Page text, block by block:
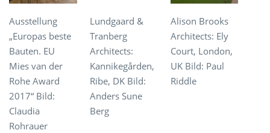
Ausstellung
„Europas beste
Bauten. EU
Mies van der
Rohe Award
2017“ Bild:
Claudia
Rohrauer
Lundgaard &
Tranberg
Architects:
Kannikegården,
Ribe, DK Bild:
Anders Sune
Berg
Alison Brooks
Architects: Ely
Court, London,
UK Bild: Paul
Riddle